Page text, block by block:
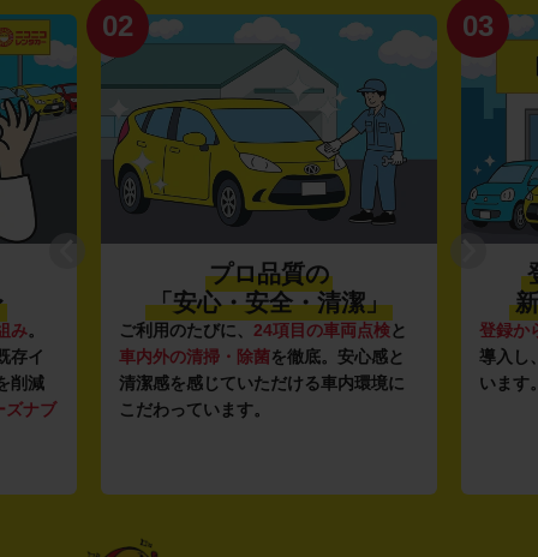
み。
存イ
削減
ズナブ
02
プロ品質の
「安心・安全・清潔」
ご利用のたびに、 24項目の車両点検と
車内外の清掃・除菌を徹底。安心感と
清潔感を感じていただける車内環境に
こだわっています。
03
登録か
導入し
います